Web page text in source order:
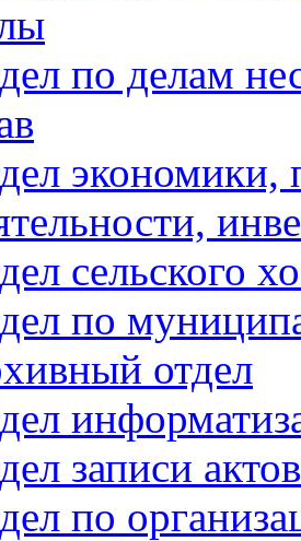
по делам
экономики,
сельского
по
отдел
записи
по